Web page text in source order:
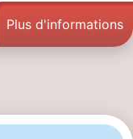
Plus d'informations